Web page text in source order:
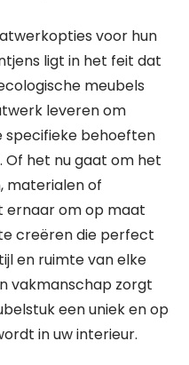
voor hun
ligt in het feit dat
meubels
leveren om
specifieke behoeften
Of het nu gaat om het
materialen of
ernaar om op maat
creëren die perfect
en ruimte van elke
vakmanschap zorgt
een uniek en op
in uw interieur.